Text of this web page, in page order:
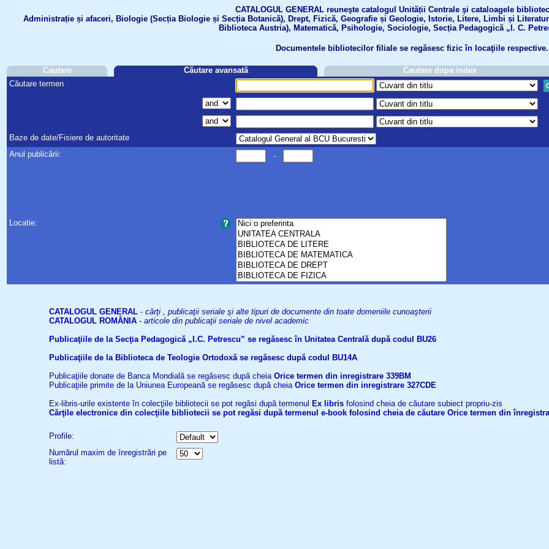
CATALOGUL GENERAL reuneşte catalogul Unității Centrale şi cataloagele
Administrație și afaceri, Biologie (Secția Biologie și Secția Botanică), Drept, Fizică, Geografie și Geologie, Istorie, Litere, Limbi și
Biblioteca Austria), Matematică, Psihologie, Sociologie, Secția Pedagogică „I. C.
Documentele bibliotecilor filiale se regăsesc fizic în locaţiile respective.
Cautare Căutare avansată
Cautare dupa index
Căutare termen
Baze de date/Fisiere de autoritate
Anul publicării:
-
Locatie:
CATALOGUL GENERAL - cărţi , publicaţii seriale şi alte tipuri de documente din toate domeniile cunoaşterii
CATALOGUL ROMÂNIA - articole din publicaţii seriale de nivel academic
Publicaţiile de la Secţia Pedagogică „I.C. Petrescu” se regăsesc în Unitatea Centrală după codul BU26
Publicaţiile de la Biblioteca de Teologie Ortodoxă se regăsesc după codul BU14A
Publicaţiile donate de Banca Mondială se regăsesc după cheia Orice termen din inregistrare 339BM
Publicaţiile primite de la Uniunea Europeană se regăsesc după cheia Orice termen din inregistrare 327CDE
Ex-libris-urile existente în colecţiile bibliotecii se pot regăsi după termenul Ex libris folosind cheia de căutare subiect propriu-zis
Cărţile electronice din colecţiile bibliotecii se pot regăsi după termenul e-book folosind cheia de căutare Orice termen din
Profile:
Numărul maxim de înregistrări pe
listă: